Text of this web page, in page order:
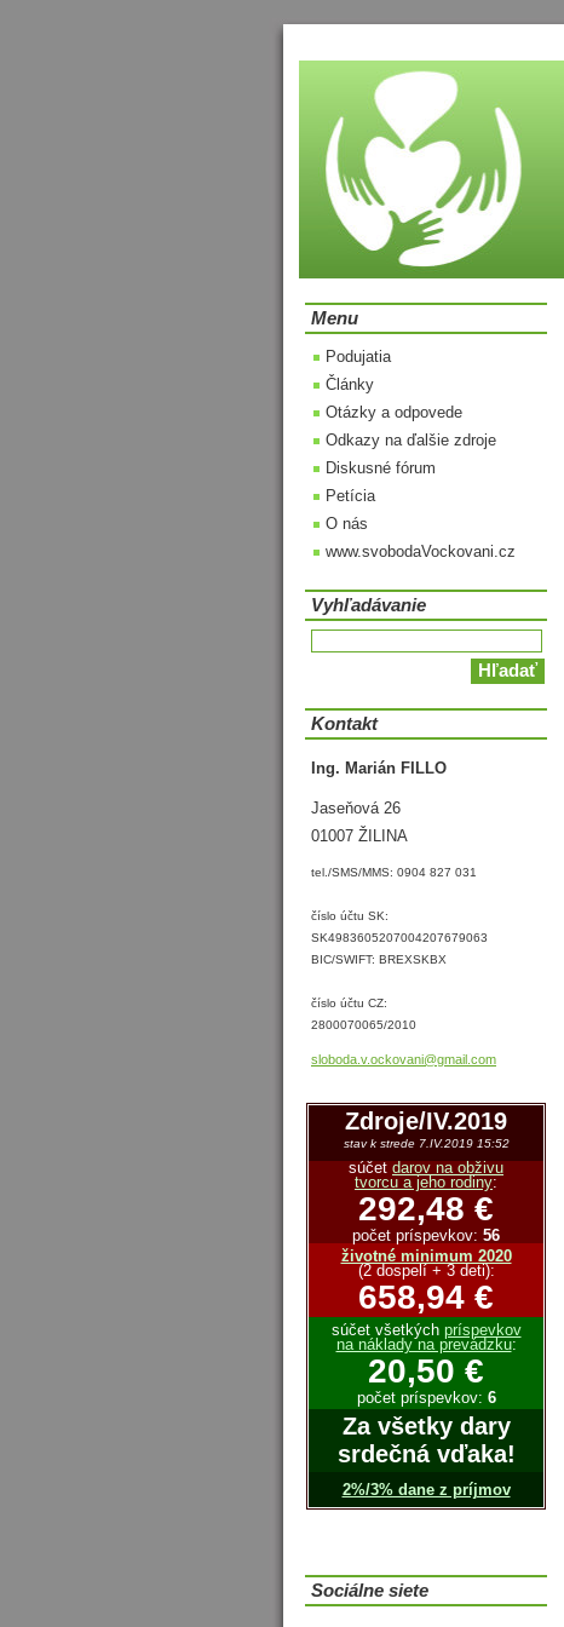
Menu
Podujatia
Články
Otázky a odpovede
Odkazy na ďalšie zdroje
Diskusné fórum
Petícia
O nás
www.svobodaVockovani.cz
Vyhľadávanie
Kontakt
Ing. Marián FILLO
Jaseňová 26
01007 ŽILINA
tel./SMS/MMS: 0904 827 031
číslo účtu SK:
SK4983605207004207679063
BIC/SWIFT: BREXSKBX
číslo účtu CZ:
2800070065/2010
sloboda. v.ockovani@gmail .com
Zdroje/IV.2019
stav k strede 7.IV.2019 15:52
súčet darov na obživu
tvorcu a jeho rodiny:
292,48 €
počet príspevkov: 56
životné minimum 2020
(2 dospelí + 3 deti):
658,94 €
súčet všetkých príspevkov
na náklady na prevádzku:
20,50 €
počet príspevkov: 6
Za všetky dary
srdečná vďaka!
2%/3% dane z príjmov
Sociálne siete